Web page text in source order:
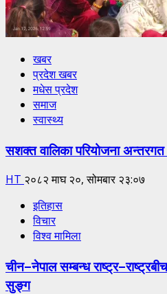
खबर
प्रदेश खबर
मधेस प्रदेश
समाज
स्वास्थ्य
सशक्त वालिका परियोजना
HT २०८२ माघ २०, सोमबार २३:०७
इतिहास
विचार
विश्व मामिला
चीन–नेपाल सम्बन्ध
सुङ्ग